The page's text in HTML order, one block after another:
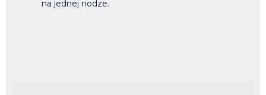
na jednej nodze.